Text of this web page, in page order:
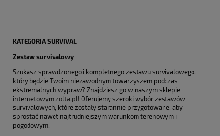
KATEGORIA SURVIVAL
Zestaw survivalowy
Szukasz sprawdzonego i kompletnego zestawu survivalowego,
który będzie Twoim niezawodnym towarzyszem podczas
ekstremalnych wypraw? Znajdziesz go w naszym sklepie
internetowymzolta.pl! Oferujemy szeroki wybór zestawów
survivalowych, które zostały starannie przygotowane, aby
sprostać nawet najtrudniejszym warunkom terenowym i
pogodowym.